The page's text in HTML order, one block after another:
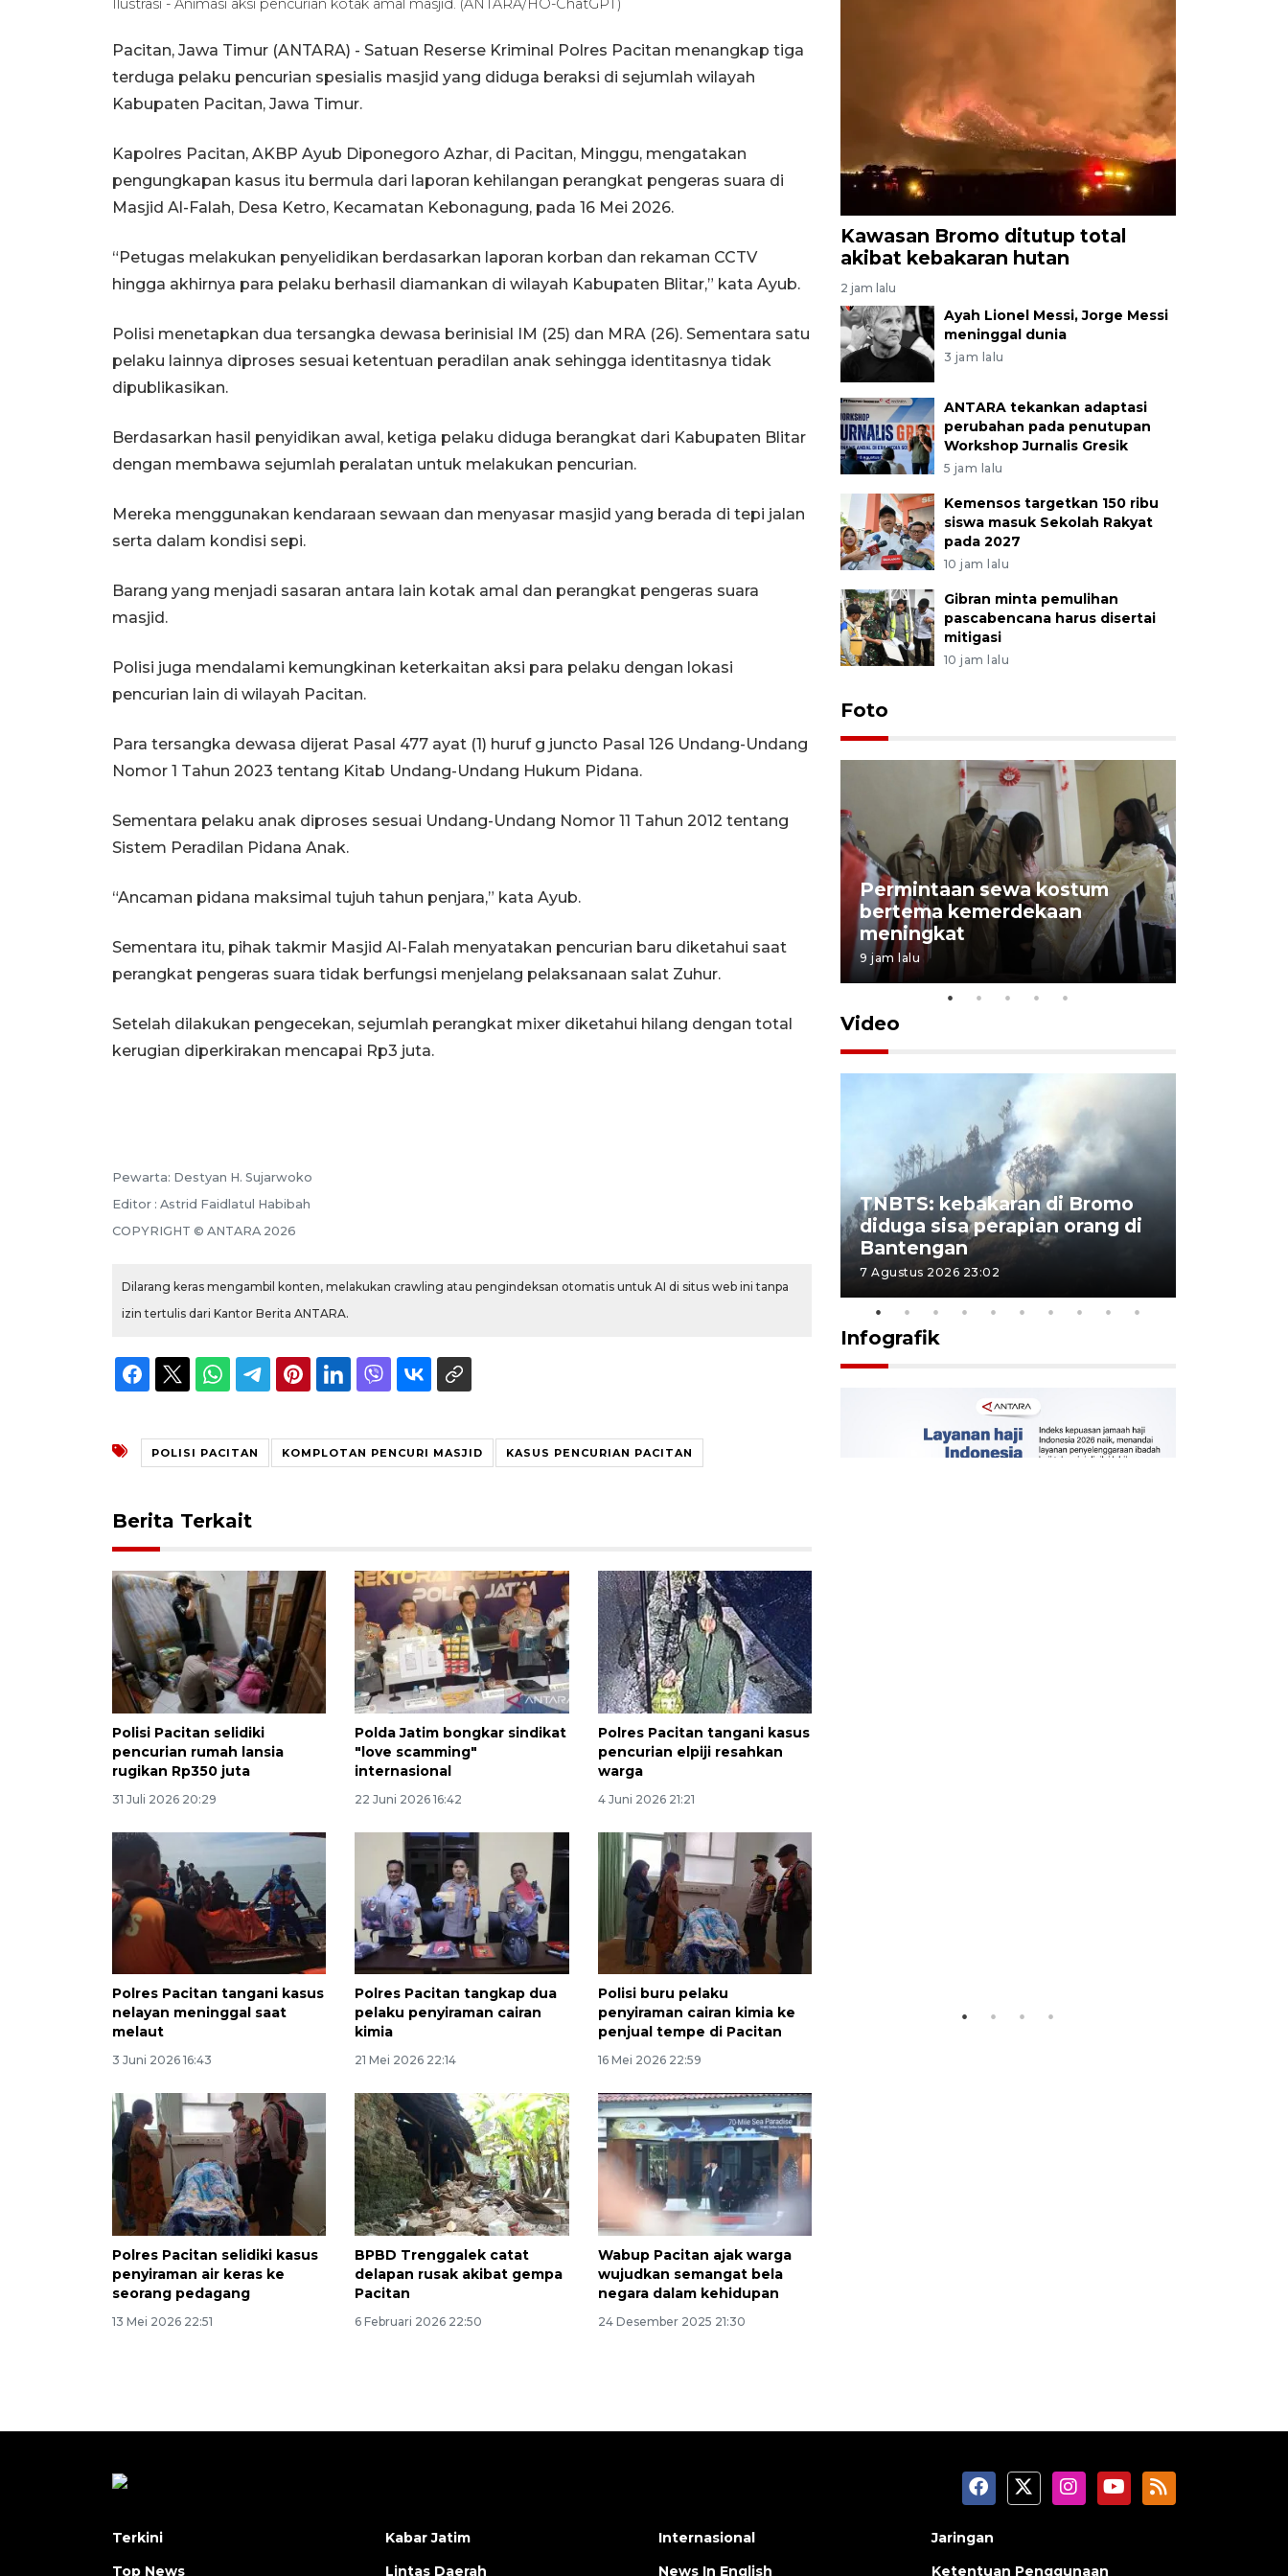
Ilustrasi - Animasi aksi pencurian kotak amal masjid. (ANTARA/HO-ChatGPT)
Pacitan, Jawa Timur (ANTARA) - Satuan Reserse Kriminal Polres Pacitan menangkap tiga
terduga pelaku pencurian spesialis masjid yang diduga beraksi di sejumlah wilayah
Kabupaten Pacitan, Jawa Timur.
Kapolres Pacitan, AKBP Ayub Diponegoro Azhar, di Pacitan, Minggu, mengatakan
pengungkapan kasus itu bermula dari laporan kehilangan perangkat pengeras suara di
Masjid Al-Falah, Desa Ketro, Kecamatan Kebonagung, pada 16 Mei 2026.
“Petugas melakukan penyelidikan berdasarkan laporan korban dan rekaman CCTV
hingga akhirnya para pelaku berhasil diamankan di wilayah Kabupaten Blitar,” kata Ayub.
Polisi menetapkan dua tersangka dewasa berinisial IM (25) dan MRA (26). Sementara satu
pelaku lainnya diproses sesuai ketentuan peradilan anak sehingga identitasnya tidak
dipublikasikan.
Berdasarkan hasil penyidikan awal, ketiga pelaku diduga berangkat dari Kabupaten Blitar
dengan membawa sejumlah peralatan untuk melakukan pencurian.
Mereka menggunakan kendaraan sewaan dan menyasar masjid yang berada di tepi jalan
serta dalam kondisi sepi.
Barang yang menjadi sasaran antara lain kotak amal dan perangkat pengeras suara
masjid.
Polisi juga mendalami kemungkinan keterkaitan aksi para pelaku dengan lokasi
pencurian lain di wilayah Pacitan.
Para tersangka dewasa dijerat Pasal 477 ayat (1) huruf g juncto Pasal 126 Undang-Undang
Nomor 1 Tahun 2023 tentang Kitab Undang-Undang Hukum Pidana.
Sementara pelaku anak diproses sesuai Undang-Undang Nomor 11 Tahun 2012 tentang
Sistem Peradilan Pidana Anak.
“Ancaman pidana maksimal tujuh tahun penjara,” kata Ayub.
Sementara itu, pihak takmir Masjid Al-Falah menyatakan pencurian baru diketahui saat
perangkat pengeras suara tidak berfungsi menjelang pelaksanaan salat Zuhur.
Setelah dilakukan pengecekan, sejumlah perangkat mixer diketahui hilang dengan total
kerugian diperkirakan mencapai Rp3 juta.
Pewarta: Destyan H. Sujarwoko
Editor : Astrid Faidlatul Habibah
COPYRIGHT © ANTARA 2026
Dilarang keras mengambil konten, melakukan crawling atau pengindeksan otomatis untuk AI di situs web ini tanpa
izin tertulis dari Kantor Berita ANTARA.
POLISI PACITAN KOMPLOTAN PENCURI MASJID KASUS PENCURIAN PACITAN
Berita Terkait
Polisi Pacitan selidiki
pencurian rumah lansia
rugikan Rp350 juta
31 Juli 2026 20:29
Polda Jatim bongkar sindikat
"love scamming"
internasional
22 Juni 2026 16:42
Polres Pacitan tangani kasus
pencurian elpiji resahkan
warga
4 Juni 2026 21:21
Polres Pacitan tangani kasus
nelayan meninggal saat
melaut
3 Juni 2026 16:43
Polres Pacitan tangkap dua
pelaku penyiraman cairan
kimia
21 Mei 2026 22:14
Polisi buru pelaku
penyiraman cairan kimia ke
penjual tempe di Pacitan
16 Mei 2026 22:59
Polres Pacitan selidiki kasus
penyiraman air keras ke
seorang pedagang
13 Mei 2026 22:51
BPBD Trenggalek catat
delapan rusak akibat gempa
Pacitan
6 Februari 2026 22:50
Wabup Pacitan ajak warga
wujudkan semangat bela
negara dalam kehidupan
24 Desember 2025 21:30
Kawasan Bromo ditutup total
akibat kebakaran hutan
2 jam lalu
Ayah Lionel Messi, Jorge Messi
meninggal dunia
3 jam lalu
ANTARA tekankan adaptasi
perubahan pada penutupan
Workshop Jurnalis Gresik
5 jam lalu
Kemensos targetkan 150 ribu
siswa masuk Sekolah Rakyat
pada 2027
10 jam lalu
Gibran minta pemulihan
pascabencana harus disertai
mitigasi
10 jam lalu
Foto
Penguatan struktur jembatan
7 Agustus 2026 14:36
Permintaan sewa kostum
bertema kemerdekaan
meningkat
9 jam lalu
Video
TNBTS: kebakaran di Bromo
diduga sisa perapian orang di
Bantengan
7 Agustus 2026 23:02
Infografik
160 ribu sambungan baru
jaringan gas 2026
2026-08-07 18:00:00
Terkini
Top News
Kabar Jatim
Lintas Daerah
Internasional
News In English
Jaringan
Ketentuan Penggunaan